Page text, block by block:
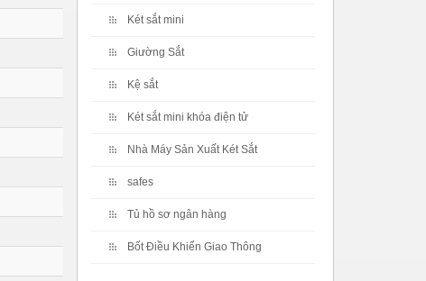
Két sắt mini
Giường Sắt
Kệ sắt
Két sắt mini khóa điện tử
Nhà Máy Sản Xuất Két Sắt
safes
Tủ hồ sơ ngân hàng
Bốt Điều Khiển Giao Thông